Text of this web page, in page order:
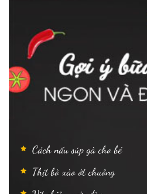
Cách nấu súp gà cho bé
Thịt bò xào ớt chuông